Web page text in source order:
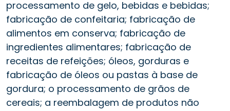
processamento de gelo, bebidas e bebidas;
fabricação de confeitaria; fabricação de
alimentos em conserva; fabricação de
ingredientes alimentares; fabricação de
receitas de refeições; óleos, gorduras e
fabricação de óleos ou pastas à base de
gordura; o processamento de grãos de
cereais; a reembalagem de produtos não